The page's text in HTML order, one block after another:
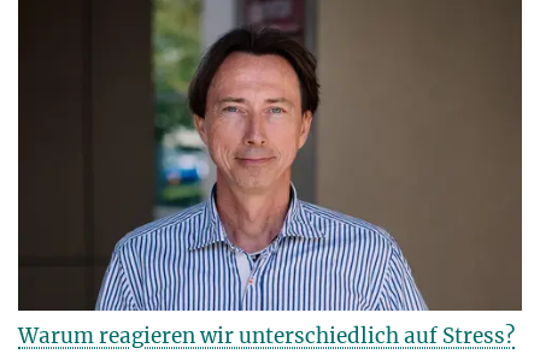
Warum reagieren wir unterschiedlich auf Stress?